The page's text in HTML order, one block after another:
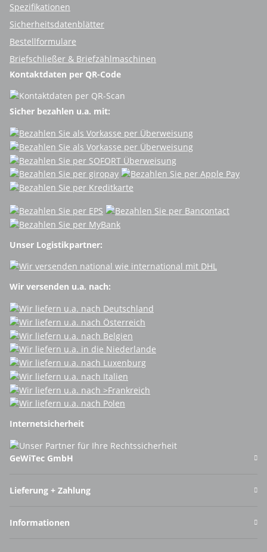
Spezifikationen
Sicherheitsdatenblätter
Bestellformulare
Briefschließer & Briefzählmaschinen
Kontaktdaten per QR-Code
Sicher bezahlen u.a. mit:
Unser Logistikpartner:
Wir versenden u.a. nach:
Internetsicherheit
GeWiTec GmbH
Lieferung + Zahlung
Informationen